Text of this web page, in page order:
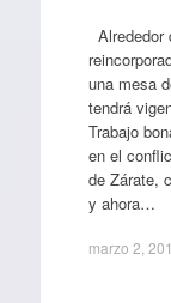
Alrededor
una mesa
tendrá
Trabajo
en el
de Zárate,
y ahora…
marzo 2,